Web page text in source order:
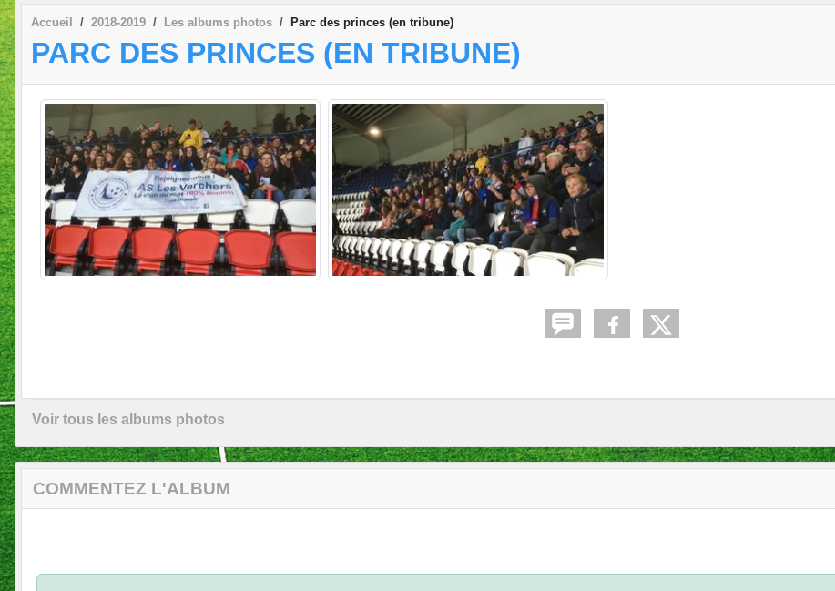
Accueil 2018-2019 Les albums photos Parc des princes (en tribune)
PARC DES PRINCES (EN TRIBUNE)
Voir tous les albums photos
COMMENTEZ L'ALBUM